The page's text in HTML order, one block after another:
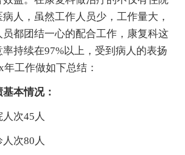
人，虽然工作人员少，工作量大，
都团结一心的配合工作，康复科这
持续在97%以上，受到病人的表扬
工作做如下总结：
本情况：
次45人
次80人